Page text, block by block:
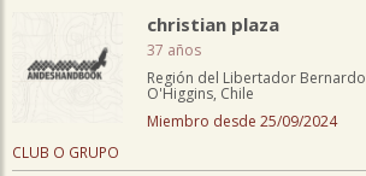
christian plaza
37 años
Región del Libertador Bernardo
O'Higgins, Chile
Miembro desde 25/09/2024
CLUB O GRUPO